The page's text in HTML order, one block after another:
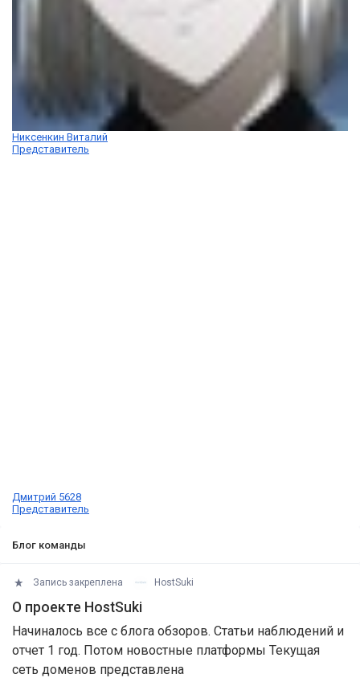
Никсенкин Виталий
Представитель
Дмитрий 5628
Представитель
Блог команды
Запись закреплена HostSuki
О проекте HostSuki
Начиналось все с блога обзоров. Статьи наблюдений и
отчет 1 год. Потом новостные платформы Текущая
сеть доменов представлена